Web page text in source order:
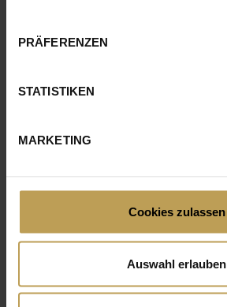
PRÄFERENZEN
STATISTIKEN
MARKETING
Cookies zulassen
Auswahl erlauben